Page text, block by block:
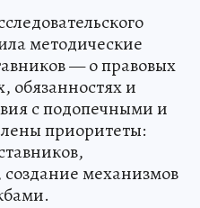
методические
— о правовых
обязанностях и
с подопечными и
приоритеты:
механизмов